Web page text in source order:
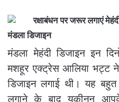
मंडला डिजाइन
मंडला मेहंदी डिजाइन इन
मशहूर एक्ट्रेस आलिया भट्ट ने
डिजाइन लगाई थी। यह
लगाने के बाद यकीनन